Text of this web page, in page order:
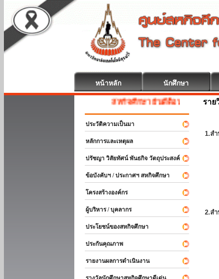
หน้าหลัก นักศึกษา
สหกิจศึกษา ยินดีต้อนรับ
ประวัติความเป็นมา
หลักการและเหตุผล
ปรัชญา วิสัยทัศน์ พันธกิจ วัตถุประสงค์
ข้อบังคับฯ / ประกาศฯ สหกิจศึกษา
โครงสร้างองค์กร
ผู้บริหาร / บุคลากร
ประโยชน์ของสหกิจศึกษา
ประกันคุณภาพ
รายงานผลการดำเนินงาน
ราย
1.ส
2.ส